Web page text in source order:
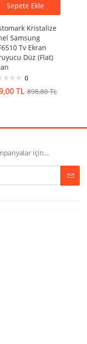
Sepete Ekle
Kristalize
Samsung
Tv Ekran
Düz (Flat)
0
TL 898,80TL
için...